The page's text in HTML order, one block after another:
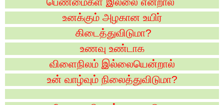
உனக்கும் அழகான உயிர்
கிடைத்துவிடுமா?
உணவு உண்டாக
விளைநிலம் இல்லையென்றால்
உன் வாழ்வும் நிலைத்துவிடுமா?